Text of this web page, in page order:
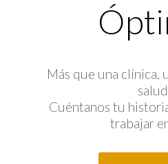
Más que una clínica,
Cuéntanos tu
trabajar